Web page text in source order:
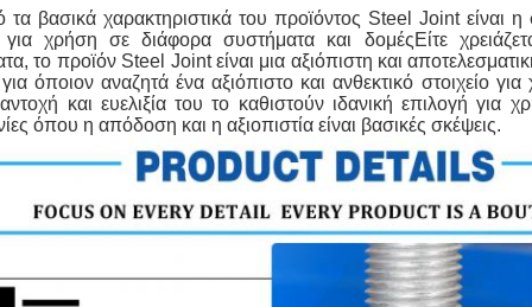
βασικά χαρακτηριστικά του προϊόντος Steel Joint είναι η
για χρήση σε διάφορα συστήματα και δομέςΕίτε
το προϊόν Steel Joint είναι μια αξιόπιστη και
όποιον αναζητά ένα αξιόπιστο και ανθεκτικό
και ευελιξία του το καθιστούν ιδανική επιλογή για
όπου η απόδοση και η αξιοπιστία είναι βασικές σκέψεις.